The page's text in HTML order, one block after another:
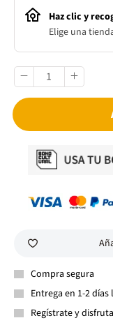
Haz clic y
Elige una
Compra segura
Entrega en 1-2
Regístrate y